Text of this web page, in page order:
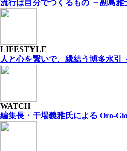
流⾏は⾃分でつくるもの －副島雅
LIFESTYLE
人と心を繋いで、縁結う博多水引
WATCH
編集長・干場義雅氏による Oro-